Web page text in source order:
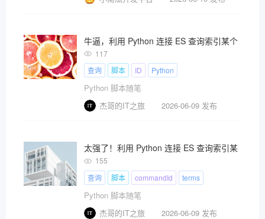
牛逼，利用 Python 连接 ES 查询索引某个字段
117
查询
脚本 ID Python
Python 脚本随笔
杰哥的IT之旅
2026-06-09 发布
太强了！利用 Python 连接 ES 查询索引某个字
155
查询
脚本 commandId terms
Python 脚本随笔
杰哥的IT之旅
2026-06-09 发布